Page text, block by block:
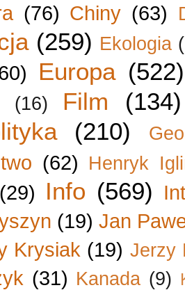
(76) Chiny (63)
(259) Ekologia
Europa (522)
(16) Film
(134)
(210)
(62) Henryk
(29) Info (569)
(19) Jan
Krysiak (19) Jerzy
(31) Kanada (9)